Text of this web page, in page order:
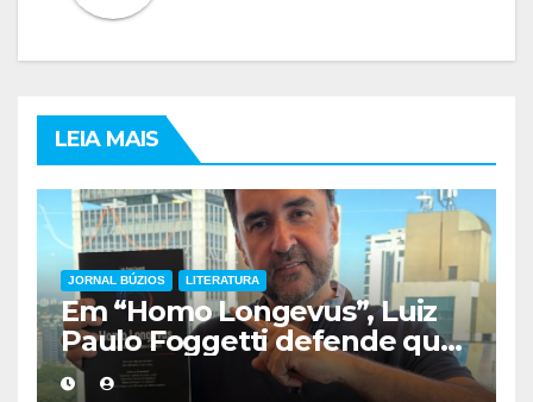
LEIA MAIS
JORNAL BÚZIOS LITERATURA
Em “Homo Longevus”, Luiz
Paulo Foggetti defende que
viver mais exigirá uma nova